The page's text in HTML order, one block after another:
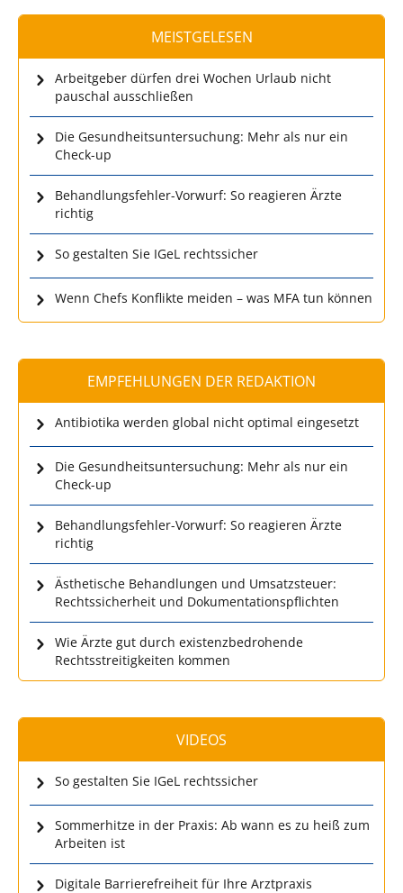
MEISTGELESEN
Arbeitgeber dürfen drei Wochen Urlaub nicht
pauschal ausschließen
Die Gesundheitsuntersuchung: Mehr als nur ein
Check-up
Behandlungsfehler-Vorwurf: So reagieren Ärzte
richtig
So gestalten Sie IGeL rechtssicher
Wenn Chefs Konflikte meiden – was MFA tun können
EMPFEHLUNGEN DER REDAKTION
Antibiotika werden global nicht optimal eingesetzt
Die Gesundheitsuntersuchung: Mehr als nur ein
Check-up
Behandlungsfehler-Vorwurf: So reagieren Ärzte
richtig
Ästhetische Behandlungen und Umsatzsteuer:
Rechtssicherheit und Dokumentationspflichten
Wie Ärzte gut durch existenzbedrohende
Rechtsstreitigkeiten kommen
VIDEOS
So gestalten Sie IGeL rechtssicher
Sommerhitze in der Praxis: Ab wann es zu heiß zum
Arbeiten ist
Digitale Barrierefreiheit für Ihre Arztpraxis